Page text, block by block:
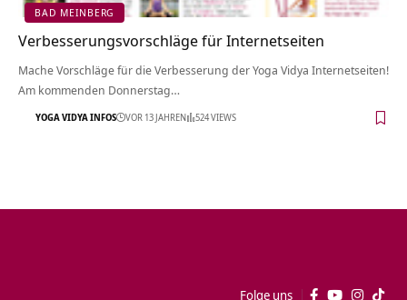
BAD MEINBERG
Verbesserungsvorschläge für Internetseiten
Mache Vorschläge für die Verbesserung der Yoga Vidya Internetseiten!
Am kommenden Donnerstag…
YOGA VIDYA INFOS VOR 13 JAHREN 524 VIEWS
Folge uns